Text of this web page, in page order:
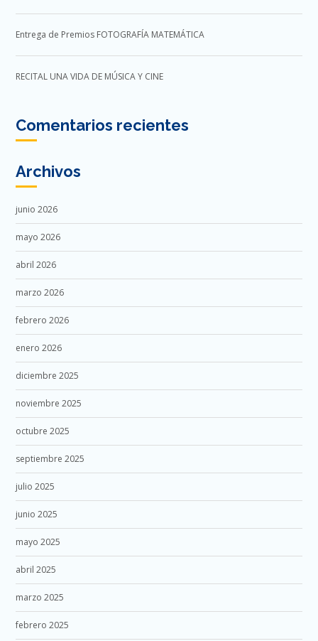
Entrega de Premios FOTOGRAFÍA MATEMÁTICA
RECITAL UNA VIDA DE MÚSICA Y CINE
Comentarios recientes
Archivos
junio 2026
mayo 2026
abril 2026
marzo 2026
febrero 2026
enero 2026
diciembre 2025
noviembre 2025
octubre 2025
septiembre 2025
julio 2025
junio 2025
mayo 2025
abril 2025
marzo 2025
febrero 2025